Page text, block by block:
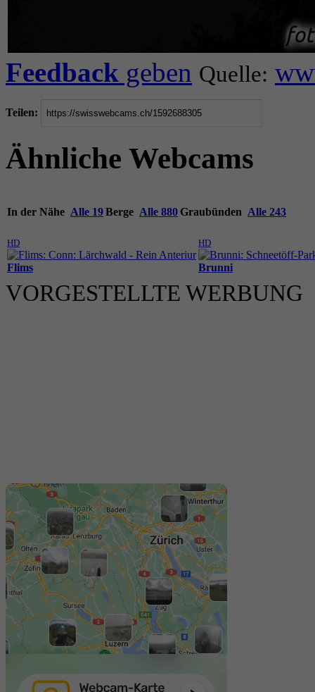
Feedback geben Quelle:
Teilen:
Ähnliche Webcams
In der Nähe Alle 19Berge Alle 880 Graubünden Alle 243
HD
Flims
HD
Brunni
VORGESTELLTE WERBUNG